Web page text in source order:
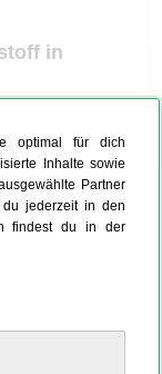
optimal für dich
Inhalte sowie
Partner
du jederzeit in den
findest du in der
in